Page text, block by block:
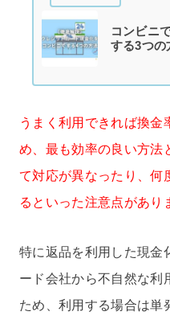
コンビニ
する3つの
うまく利用できれば換金
め、最も効率の良い方法
て対応が異なったり、何
るといった注意点があり
特に返品を利用した現金
ード会社から不自然な利
ため、利用する場合は単